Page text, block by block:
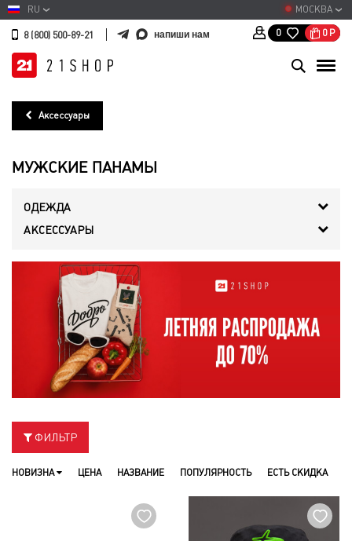
МОСКВА
RU
8 (800) 500-89-21 напиши нам 0 0 Р
Аксессуары
МУЖСКИЕ ПАНАМЫ
ОДЕЖДА
АКСЕССУАРЫ
ФИЛЬТР
НОВИЗНА ЦЕНА НАЗВАНИЕ ПОПУЛЯРНОСТЬ ЕСТЬ СКИДКА